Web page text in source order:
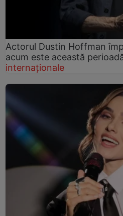
Actorul Dustin Hoffman
acum este această
internaționale